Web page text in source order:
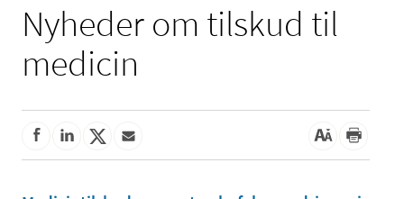
Nyheder om tilskud til
medicin